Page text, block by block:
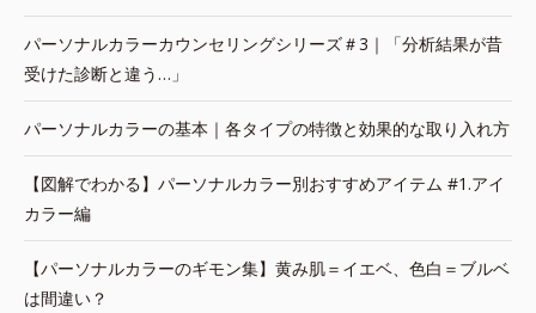
パーソナルカラーカウンセリングシリーズ＃3｜「分析結果が昔
受けた診断と違う…」
パーソナルカラーの基本｜各タイプの特徴と効果的な取り入れ方
【図解でわかる】パーソナルカラー別おすすめアイテム #1.アイ
カラー編
【パーソナルカラーのギモン集】黄み肌＝イエベ、色白＝ブルベ
は間違い？